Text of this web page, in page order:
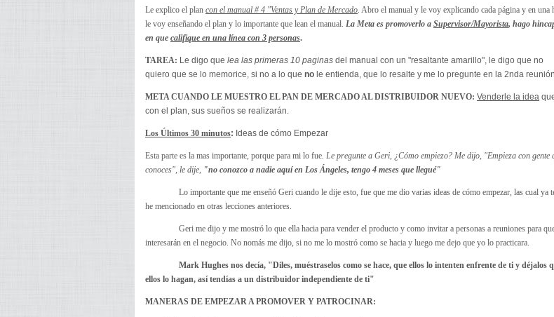
Le explico el plan con el manual # 4 "Ventas y Plan de Mercado. Abro el manual y le voy explicando cada página y en una
le voy enseñando el plan y lo importante que lean el manual. La Meta es promoverlo a Supervisor/Mayorista, hago
en que califique en una línea con 3 personas.
TAREA: Le digo que lea las primeras 10 paginas del manual con un "resaltante amarillo", le digo que no
quiero que se lo memorice, si no a lo que no le entienda, que lo resalte y me lo pregunte en la 2nda
META CUANDO LE MUESTRO EL PAN DE MERCADO AL DISTRIBUIDOR NUEVO: Venderle la idea
con el plan, sus sueños se realizarán.
Los Últimos 30 minutos: Ideas de cómo Empezar
Esta parte es la mas importante, porque para mi lo fue. Le pregunte a Geri, ¿Cómo empiezo? Me dijo, "Empieza con gente
conoces", le dije, "no conozco a nadie aquí en Los Ángeles, tengo 4 meses que llegué"
Lo importante que me enseñó Geri cuando le dije esto, fue que me dio varias ideas de cómo empezar, las cual ya
he mencionado en otras lecciones anteriores.
Geri me dijo y me mostró lo que ella hacia para vender el producto y como invitar a personas a reuniones para
interesarán en el negocio. No nomás me dijo, si no me lo mostró como se hacia y luego me dejo que yo lo practicara.
Mark Hughes nos decía, "Diles, muéstraselos como se hace, que ellos lo intenten enfrente de ti y déjalos
ellos lo hagan, así tendías a un distribuidor independiente de ti"
MANERAS DE EMPEZAR A PROMOVER Y PATROCINAR: